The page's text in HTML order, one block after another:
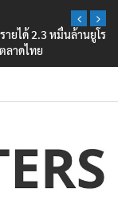
ายได้ 2.3 หมื่นล้านยูโร
ลาดไทย